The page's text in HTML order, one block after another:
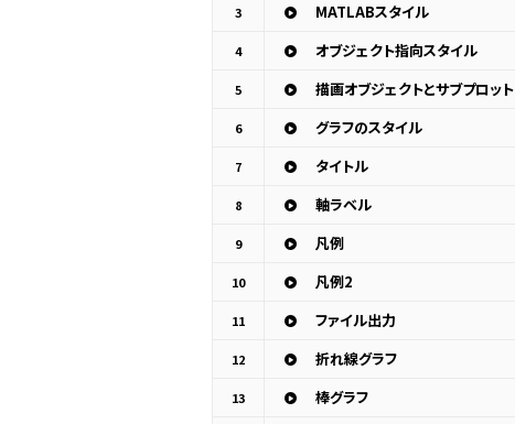
3 MATLABスタイル
4 オブジェクト指向スタイル
5 描画オブジェクトとサブプロット
6 グラフのスタイル
7 タイトル
8 軸ラベル
9 凡例
10 凡例2
11 ファイル出力
12 折れ線グラフ
13 棒グラフ